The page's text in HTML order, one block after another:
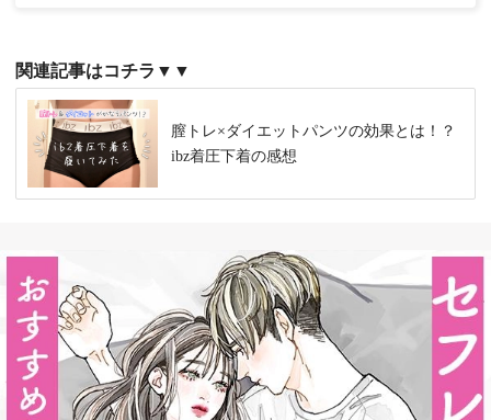
関連記事はコチラ▼▼
膣トレ×ダイエットパンツの効果とは！？
ibz着圧下着の感想